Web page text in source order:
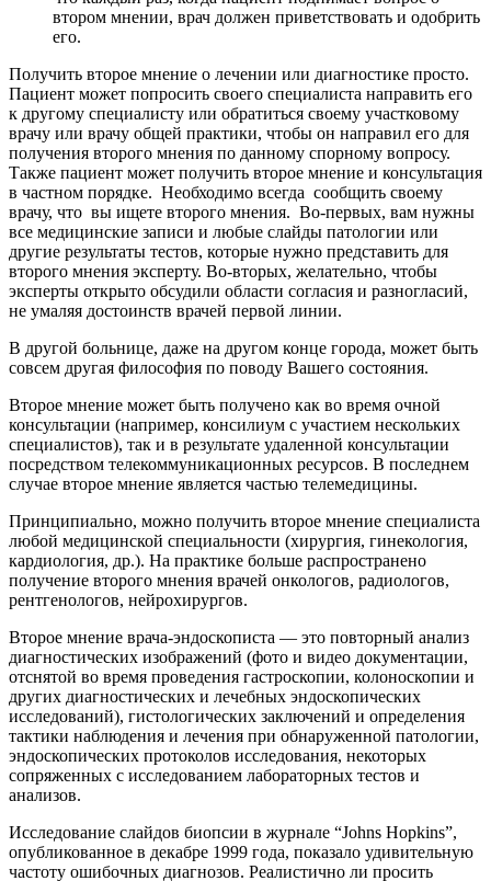
втором мнении, врач должен приветствовать и одобрить
его.
Получить второе мнение о лечении или диагностике просто.
Пациент может попросить своего специалиста направить его
к другому специалисту или обратиться своему участковому
врачу или врачу общей практики, чтобы он направил его для
получения второго мнения по данному спорному вопросу.
Также пациент может получить второе мнение и консультация
в частном порядке. Необходимо всегда сообщить своему
врачу, что вы ищете второго мнения. Во-первых, вам нужны
все медицинские записи и любые слайды патологии или
другие результаты тестов, которые нужно представить для
второго мнения эксперту. Во-вторых, желательно, чтобы
эксперты открыто обсудили области согласия и разногласий,
не умаляя достоинств врачей первой линии.
В другой больнице, даже на другом конце города, может быть
совсем другая философия по поводу Вашего состояния.
Второе мнение может быть получено как во время очной
консультации (например, консилиум с участием нескольких
специалистов), так и в результате удаленной консультации
посредством телекоммуникационных ресурсов. В последнем
случае второе мнение является частью телемедицины.
Принципиально, можно получить второе мнение специалиста
любой медицинской специальности (хирургия, гинекология,
кардиология, др.). На практике больше распространено
получение второго мнения врачей онкологов, радиологов,
рентгенологов, нейрохирургов.
Второе мнение врача-эндоскописта — это повторный анализ
диагностических изображений (фото и видео документации,
отснятой во время проведения гастроскопии, колоноскопии и
других диагностических и лечебных эндоскопических
исследований), гистологических заключений и определения
тактики наблюдения и лечения при обнаруженной патологии,
эндоскопических протоколов исследования, некоторых
сопряженных с исследованием лабораторных тестов и
анализов.
Исследование слайдов биопсии в журнале “Johns Hopkins”,
опубликованное в декабре 1999 года, показало удивительную
частоту ошибочных диагнозов. Реалистично ли просить